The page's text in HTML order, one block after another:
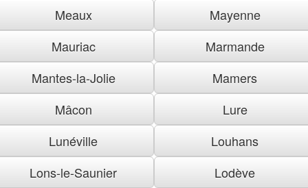
Meaux
Mayenne
Mauriac
Marmande
Mantes-la-Jolie
Mamers
Mâcon
Lure
Lunéville
Louhans
Lons-le-Saunier
Lodève